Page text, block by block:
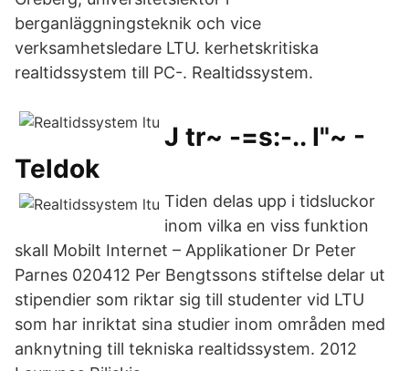
berganläggningsteknik och vice
verksamhetsledare LTU. kerhetskritiska
realtidssystem till PC-. Realtidssystem.
J tr~ -=s:-.. I"~ -
Teldok
Tiden delas upp i tidsluckor
inom vilka en viss funktion
skall Mobilt Internet – Applikationer Dr Peter
Parnes 020412 Per Bengtssons stiftelse delar ut
stipendier som riktar sig till studenter vid LTU
som har inriktat sina studier inom områden med
anknytning till tekniska realtidssystem. 2012